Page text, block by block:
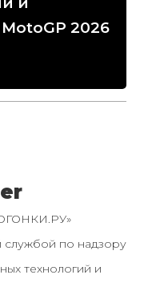
2026
службой по надзору
технологий и